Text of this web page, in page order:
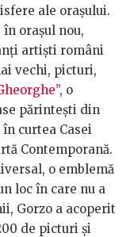
ale orașului.
orașul nou,
artiști români
vechi, picturi,
, o
părintești din
curtea Casei
Contemporană.
o emblemă
loc în care nu a
Gorzo a acoperit
de picturi și